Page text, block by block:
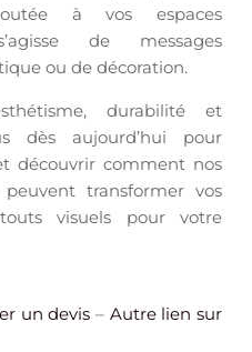
à vos espaces
de messages
ou de décoration.
durabilité et
dès aujourd’hui pour
découvrir comment nos
transformer vos
visuels pour votre
un devis – Autre lien sur